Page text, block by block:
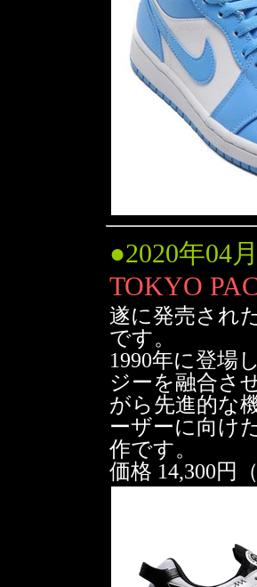
●2020年04
TOKYO
遂に発売され
です。
1990年に登場
ジーを融合さ
がら先進的な
ーザーに向け
作です。
価格 14,300円